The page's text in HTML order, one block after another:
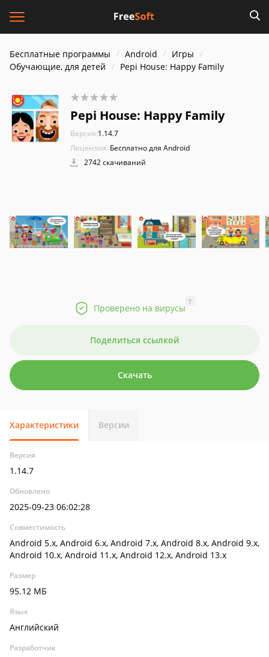
Бесплатные программы Android
Игры
Обучающие, для детей
Pepi House: Happy Family
Pepi House: Happy Family
Версия:1.14.7
Лицензия: Бесплатно для Android
2742 скачиваний
Проверено на вирусы
?
Поделиться ссылкой
Скачать
Характеристики Версии
Версия
1.14.7
Обновлено
2025-09-23 06:02:28
Совместимость
Android 5.x, Android 6.x, Android 7.x, Android 8.x, Android 9.x,
Android 10.x, Android 11.x, Android 12.x, Android 13.x
Размер
95.12 МБ
Язык
Английский
Разработчик